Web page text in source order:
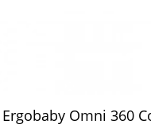
Ergobaby Omni 360